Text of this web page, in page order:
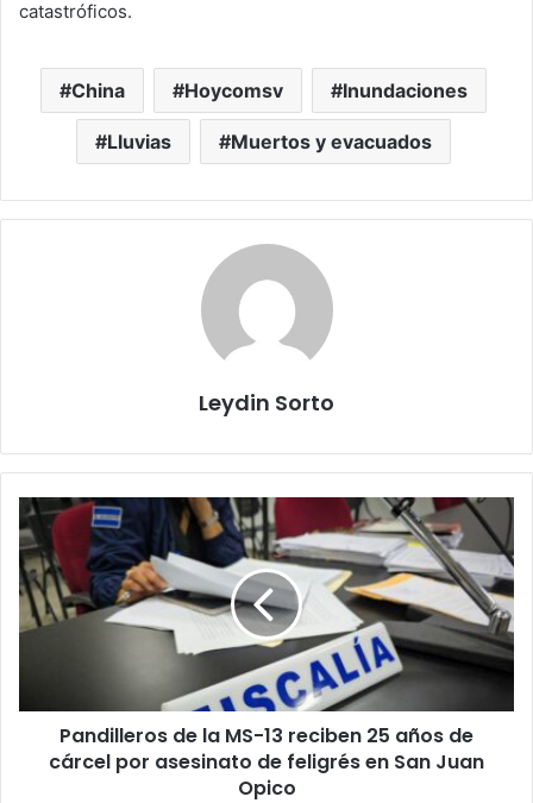
catastróficos.
China Hoycomsv Inundaciones
Lluvias Muertos y evacuados
Leydin Sorto
Pandilleros
de
la
MS-
13
reciben
de
cárcelPandilleros de la MS-13 reciben 25 años de
cárcel por asesinato de feligrés en San Juan
Opico